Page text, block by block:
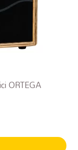
ORTEGA